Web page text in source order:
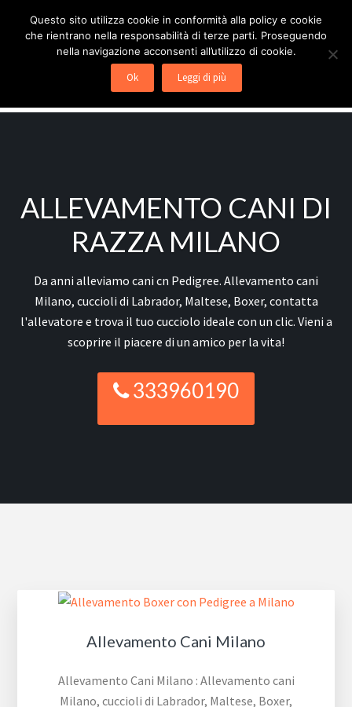
navigazione
ALLEVAMENTO CANI
Allevamento cani Milano, cuccioli di Labrador, Maltese,
Boxer, contatta l'allevatore e trova il tuo cucciolo ideale
con un clic.
ALLEVAMENTO CANI DI
RAZZA MILANO
Da anni alleviamo cani cn Pedigree. Allevamento cani
Milano, cuccioli di Labrador, Maltese, Boxer, contatta
l'allevatore e trova il tuo cucciolo ideale con un clic. Vieni a
scoprire il piacere di un amico per la vita!
333960190
Allevamento Cani Milano
Allevamento Cani Milano : Allevamento cani
Milano, cuccioli di Labrador, Maltese, Boxer,
Questo sito utilizza cookie in conformità alla policy e cookie
che rientrano nella responsabilità di terze parti. Proseguendo
nella navigazione acconsenti all’utilizzo di cookie.
Ok Leggi di più